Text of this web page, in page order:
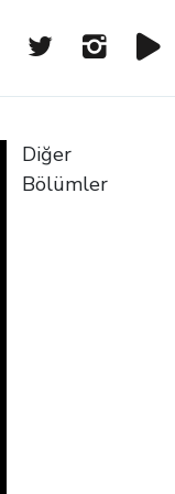
Diğer
Bölümler